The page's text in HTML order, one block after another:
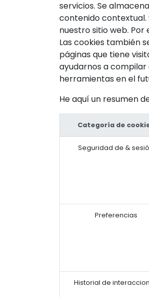
servicios. Se
contenido contextual.
nuestro sitio web.
Las cookies también
páginas que tiene
ayudarnos a
herramientas en el
He aquí un resumen
Categoría de
Seguridad de &
Preferencias
Historial de